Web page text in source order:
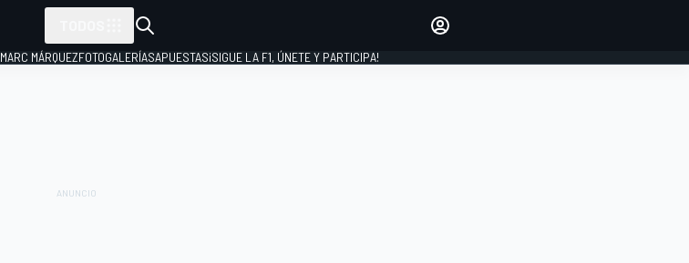
MARC MÁRQUEZFOTOGALERÍASAPUESTAS¡SIGUE LA F1, ÚNETE Y PARTICIPA!